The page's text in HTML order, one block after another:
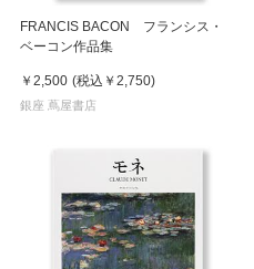
FRANCIS BACON フランシス・
ベーコン作品集
￥2,500 (税込 ￥2,750)
銀座 蔦屋書店